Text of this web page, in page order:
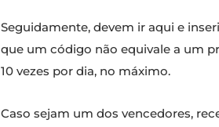
Seguidamente, devem ir aqui e
que um código não equivale a um
10 vezes por dia, no máximo.
Caso sejam um dos vencedores,